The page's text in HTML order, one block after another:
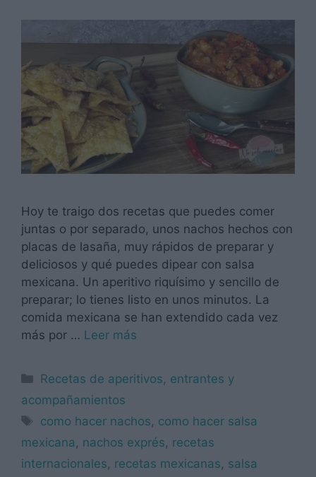
Hoy te traigo dos recetas que puedes comer
juntas o por separado, unos nachos hechos con
placas de lasaña, muy rápidos de preparar y
deliciosos y qué puedes dipear con salsa
mexicana. Un aperitivo riquísimo y sencillo de
preparar; lo tienes listo en unos minutos. La
comida mexicana se han extendido cada vez
más por … Leer más
Categorías
Recetas de aperitivos, entrantes y
acompañamientos
Etiquetas
como hacer nachos, como hacer salsa
mexicana , nachos exprés, recetas
internacionales, recetas mexicanas, salsa